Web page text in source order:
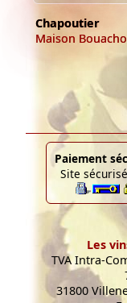
Chapoutier
Maison
Paiement
Site
Les
TVA Intra-
31800